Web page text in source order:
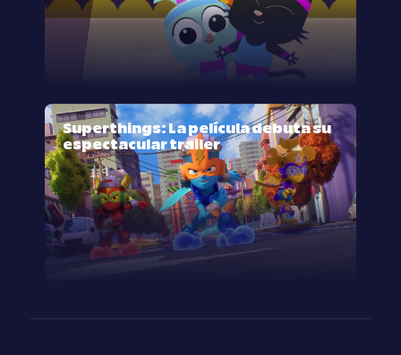
Superthings: La película debuta su
espectacular trailer